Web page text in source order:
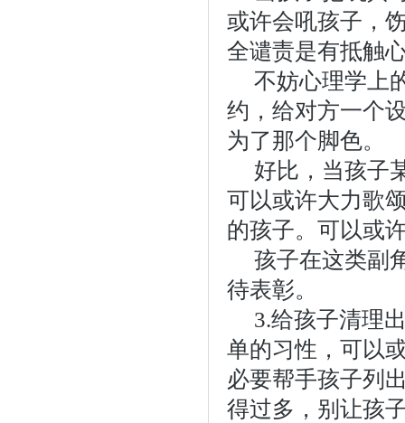
或许会吼孩子，
全谴责是有抵触
不妨心理学上
约，给对方一个
为了那个脚色。
好比，当孩子
可以或许大力歌
的孩子。可以或
孩子在这类副
待表彰。
3.给孩子清理
单的习性，可以
必要帮手孩子列
得过多，别让孩